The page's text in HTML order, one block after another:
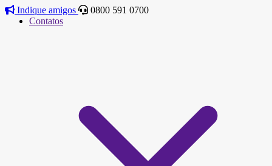
Indique amigos
0800 591 0700
Contatos